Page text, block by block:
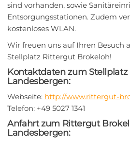
sind vorhanden, sowie
Entsorgungsstationen. Zudem
kostenloses WLAN.
Wir freuen uns auf Ihren Besuch
Stellplatz Rittergut Brokeloh!
Kontaktdaten zum Stellplatz
Landesbergen:
Webseite: http://www.rittergut-
Telefon: +49 5027 1341
Anfahrt zum Rittergut
Landesbergen: